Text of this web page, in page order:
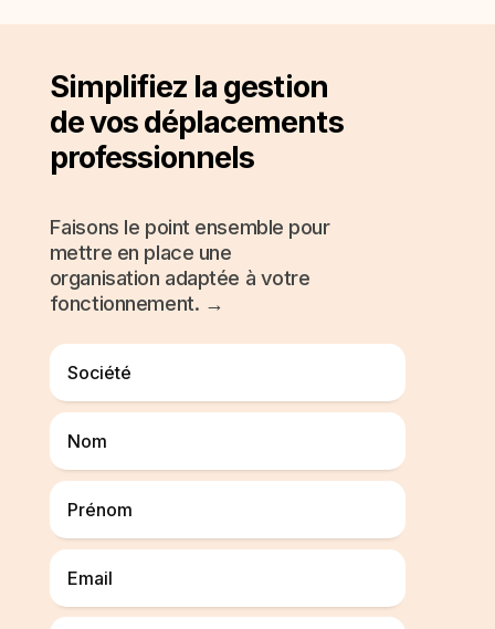
Simplifiez la gestion
de vos déplacements
professionnels
Faisons le point ensemble pour
mettre en place une
organisation adaptée à votre
fonctionnement. →